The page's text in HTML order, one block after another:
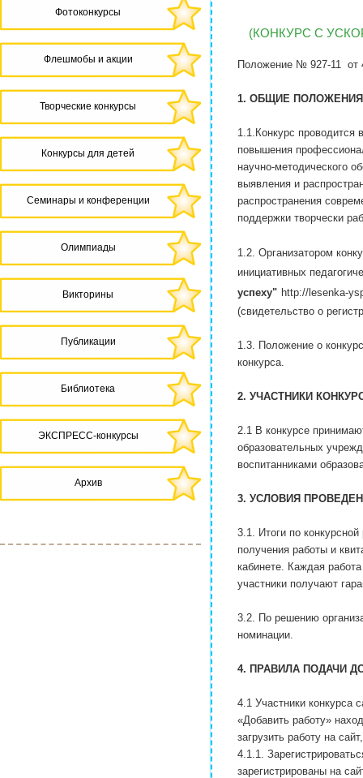
Фотоконкурсы
Флешмобы и акции
Творческие конкурсы
Конкурсы для детей
Семинары и конференции
Олимпиады
Викторины
Публикации
Библиотека
ЭКСПРЕСС-конкурсы
Архив
(КОНКУРС С
Положение № 927-11 от
1. ОБЩИЕ ПОЛОЖЕНИЯ
1.1.Конкурс проводится
повышения
научно-методического
выявления и
распространения
поддержки творчески
1.2. Организатором
инициативных
успеху" http://lesenka-
(свидетельство о
1.3. Положение о
конкурса.
2. УЧАСТНИКИ
2.1 В конкурсе
образовательных
воспитанниками
3. УСЛОВИЯ
3.1. Итоги по
получения работы и
кабинете. Каждая
участники получают
3.2. По решению
номинации.
4. ПРАВИЛА ПОДАЧИ
4.1 Участники конкурса
«Добавить работу»
загрузить работу на
4.1.1.
зарегистрированы на